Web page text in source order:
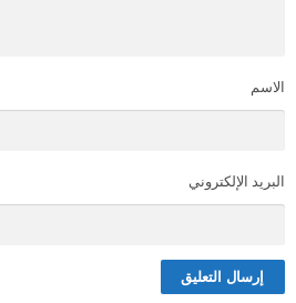
الاسم
البريد الإلكتروني